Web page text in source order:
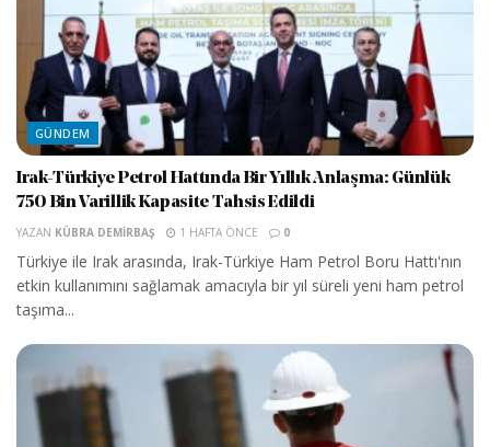
GÜNDEM
Irak-Türkiye Petrol Hattında Bir Yıllık Anlaşma: Günlük
750 Bin Varillik Kapasite Tahsis Edildi
YAZAN KÜBRA DEMIRBAŞ 1 HAFTA ÖNCE 0
Türkiye ile Irak arasında, Irak-Türkiye Ham Petrol Boru Hattı'nın
etkin kullanımını sağlamak amacıyla bir yıl süreli yeni ham petrol
taşıma...